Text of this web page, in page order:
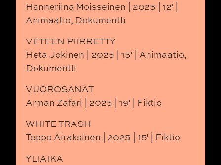
Hanneriina Moisseinen | 2025 | 12′ |
Animaatio, Dokumentti
VETEEN PIIRRETTY
Heta Jokinen | 2025 | 15′ | Animaatio,
Dokumentti
VUOROSANAT
Arman Zafari | 2025 | 19′ | Fiktio
WHITE TRASH
Teppo Airaksinen | 2025 | 15′ | Fiktio
YLIAIKA